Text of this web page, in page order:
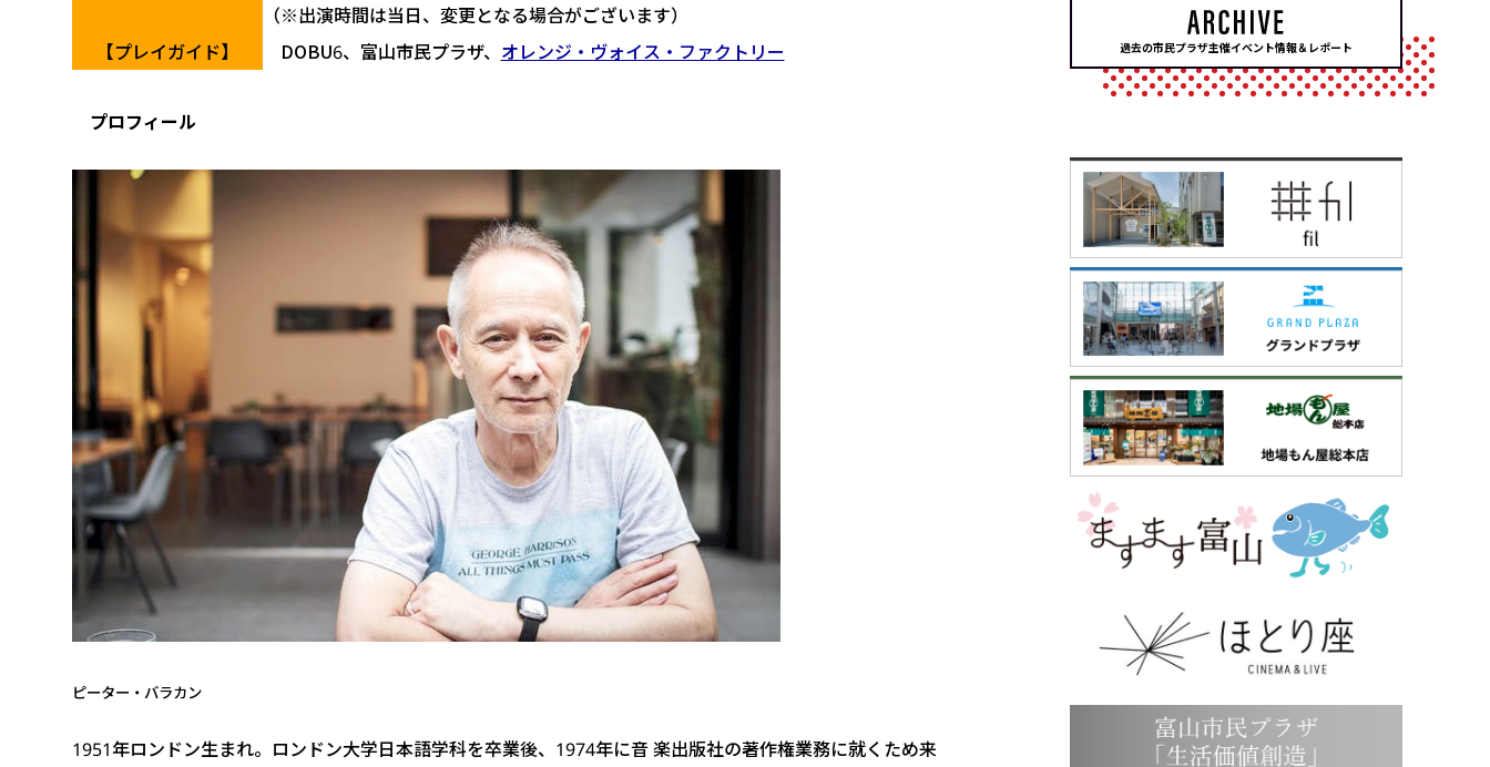
（※出演時間は当日、変更となる場合がございます）
【プレイガイド】
DOBU6、富山市民プラザ、 オレンジ・ヴォイス・ファクトリー
プロフィール
ピーター・バラカン
1951年ロンドン生まれ。ロンドン大学日本語学科を卒業後、1974年に音 楽出版社の著作権業務に就くため来
過去の市民プラザ主催イベント情報＆レポート